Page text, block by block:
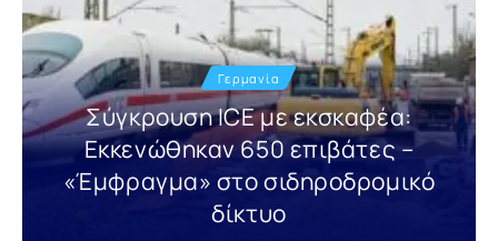
Γερμανία
Σύγκρουση ICE με εκσκαφέα:
Εκκενώθηκαν 650 επιβάτες –
«Έμφραγμα» στο σιδηροδρομικό
δίκτυο